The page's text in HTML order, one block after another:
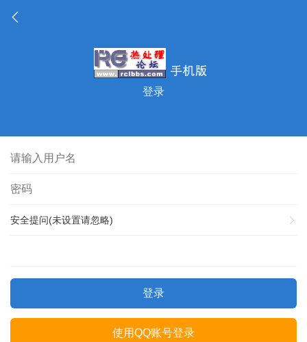
登录
安全提问(未设置请忽略)
登录
使用QQ账号登录